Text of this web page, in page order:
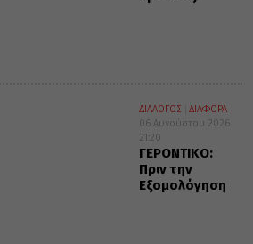
ΔΙΑΛΟΓΟΣ
ΔΙΑΦΟΡΑ
06 Αυγούστου 2026
21:20
ΓΕΡΟΝΤΙΚΟ:
Πριν την
Εξομολόγηση